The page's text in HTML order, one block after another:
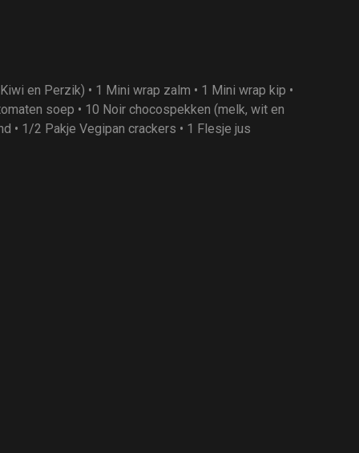
en Perzik) • 1 Mini wrap zalm • 1 Mini wrap kip •
soep • 10 Noir chocospekken (melk, wit en
• 1/2 Pakje Vegipan crackers • 1 Flesje jus